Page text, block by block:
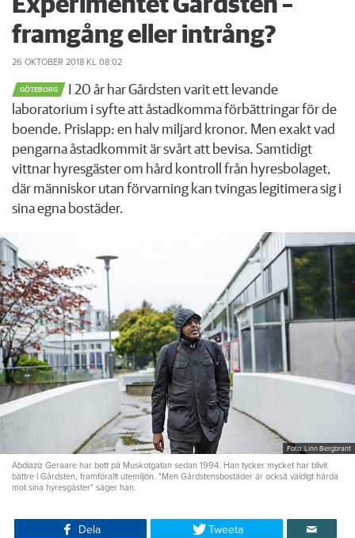
Experimentet Gårdsten –
framgång eller intrång?
26 OKTOBER 2018 KL 08:02
GÖTEBORG
I 20 år har Gårdsten varit ett levande
laboratorium i syfte att åstadkomma förbättringar för de
boende. Prislapp: en halv miljard kronor. Men exakt vad
pengarna åstadkommit är svårt att bevisa. Samtidigt
vittnar hyresgäster om hård kontroll från hyresbolaget,
där människor utan förvarning kan tvingas legitimera sig i
sina egna bostäder.
Foto: Linn Bergbrant
Abdiaziz Geraare har bott på Muskotgatan sedan 1994. Han tycker mycket har blivit
bättre i Gårdsten, framförallt utemiljön. "Men Gårdstensbostäder är också väldigt hårda
mot sina hyresgäster" säger han.
Dela Tweeta